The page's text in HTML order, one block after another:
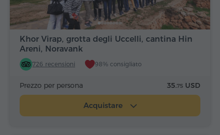
Khor Virap, grotta degli Uccelli, cantina Hin
Areni, Noravank
726 recensioni 98% consigliato
Prezzo per persona 35.75 USD
Acquistare